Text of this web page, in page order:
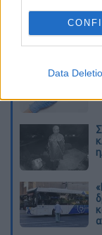
Data
δήλωση στο
Διαβάστε